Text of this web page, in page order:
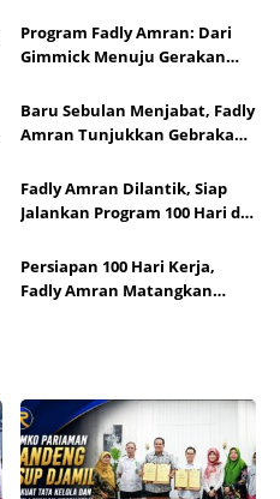
Program Fadly Amran: Dari
Gimmick Menuju Gerakan
Baru Sebulan Menjabat, Fadly
Amran Tunjukkan Gebrakan
Fadly Amran Dilantik, Siap
Jalankan Program 100 Hari di
Persiapan 100 Hari Kerja,
Fadly Amran Matangkan